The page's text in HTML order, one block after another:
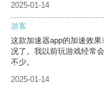
2025-01-14
游客
这款加速器app的加速效
况了。我以前玩游戏经常
不少。
2025-01-14